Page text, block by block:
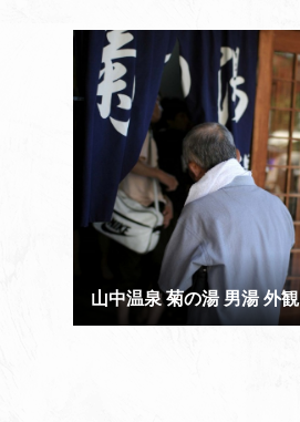
山中温泉 菊の湯 男湯 外観